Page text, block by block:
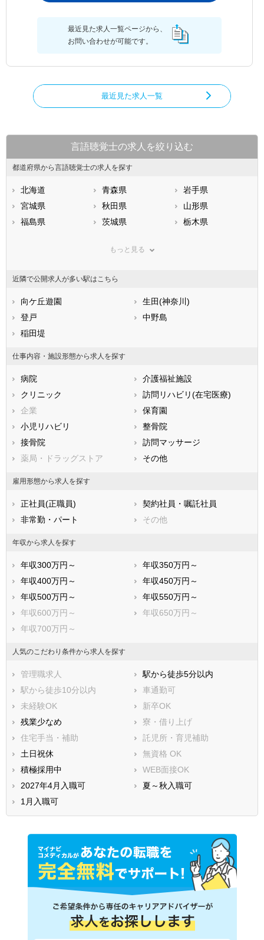
最近見た求人一覧ページから、
お問い合わせが可能です。
最近見た求人一覧
言語聴覚士の求人を絞り込む
都道府県から言語聴覚士の求人を探す
北海道 青森県
岩手県
宮城県
秋田県
山形県
福島県
茨城県
栃木県
神奈川県
石川県
福井県
静岡県
三重県
滋賀県
兵庫県
香川県
高知県
福岡県
長崎県
熊本県
鹿児島県
もっと見る
近隣で公開求人が多い駅はこちら
向ケ丘遊園
生田(神奈川)
登戸
中野島
稲田堤
仕事内容・施設形態から求人を探す
病院
介護福祉施設
クリニック
訪問リハビリ(在宅医療)
企業
保育園
小児リハビリ
整骨院
接骨院
訪問マッサージ
薬局・ドラッグストア
その他
雇用形態から求人を探す
正社員(正職員)
契約社員・嘱託社員
非常勤・パート
その他
年収から求人を探す
年収300万円～
年収350万円～
年収400万円～
年収450万円～
年収500万円～
年収550万円～
年収600万円～
年収650万円～
年収700万円～
人気のこだわり条件から求人を探す
管理職求人
駅から徒歩5分以内
駅から徒歩10分以内
車通勤可
未経験OK
新卒OK
残業少なめ
寮・借り上げ
住宅手当・補助
託児所・育児補助
土日祝休
無資格 OK
積極採用中
WEB面接OK
2027年4月入職可
夏～秋入職可
1月入職可